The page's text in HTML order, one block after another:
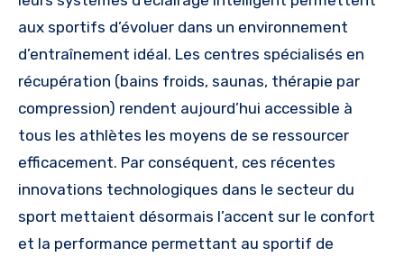
aux sportifs d’évoluer dans un environnement
d’entraînement idéal. Les centres spécialisés en
récupération (bains froids, saunas, thérapie par
compression) rendent aujourd’hui accessible à
tous les athlètes les moyens de se ressourcer
efficacement. Par conséquent, ces récentes
innovations technologiques dans le secteur du
sport mettaient désormais l’accent sur le confort
et la performance permettant au sportif de